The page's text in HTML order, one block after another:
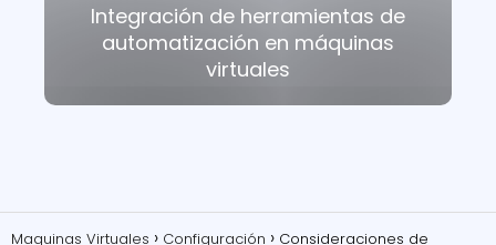
Integración de herramientas de
automatización en máquinas
virtuales
Maquinas Virtuales Configuración Consideraciones de